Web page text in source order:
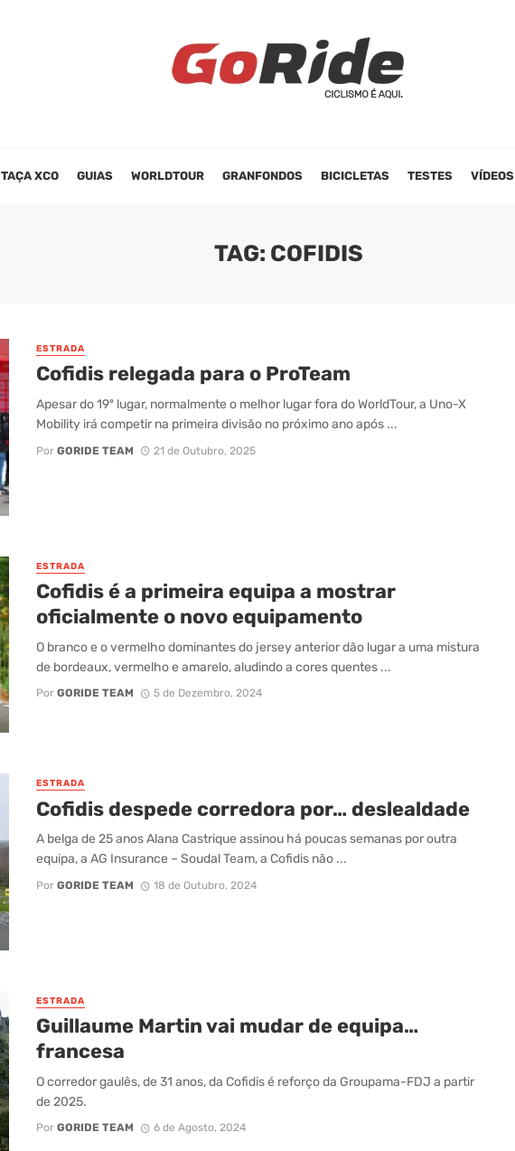
TAÇA XCO GUIAS WORLDTOUR GRANFONDOS BICICLETAS TESTES VÍDEOS
TAG: COFIDIS
ESTRADA
Cofidis relegada para o ProTeam
Apesar do 19º lugar, normalmente o melhor lugar fora do WorldTour, a Uno-X
Mobility irá competir na primeira divisão no próximo ano após ...
Por GORIDE TEAM 21 de Outubro, 2025
ESTRADA
Cofidis é a primeira equipa a mostrar
oficialmente o novo equipamento
O branco e o vermelho dominantes do jersey anterior dão lugar a uma mistura
de bordeaux, vermelho e amarelo, aludindo a cores quentes ...
Por GORIDE TEAM 5 de Dezembro, 2024
ESTRADA
Cofidis despede corredora por… deslealdade
A belga de 25 anos Alana Castrique assinou há poucas semanas por outra
equipa, a AG Insurance – Soudal Team, a Cofidis não ...
Por GORIDE TEAM 18 de Outubro, 2024
ESTRADA
Guillaume Martin vai mudar de equipa…
francesa
O corredor gaulês, de 31 anos, da Cofidis é reforço da Groupama-FDJ a partir
de 2025.
Por GORIDE TEAM 6 de Agosto, 2024